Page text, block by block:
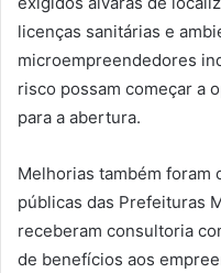
licenças sanitárias e
microempreendedores
risco possam começar a
para a abertura.
Melhorias também foram
públicas das Prefeituras
receberam consultoria
de benefícios aos